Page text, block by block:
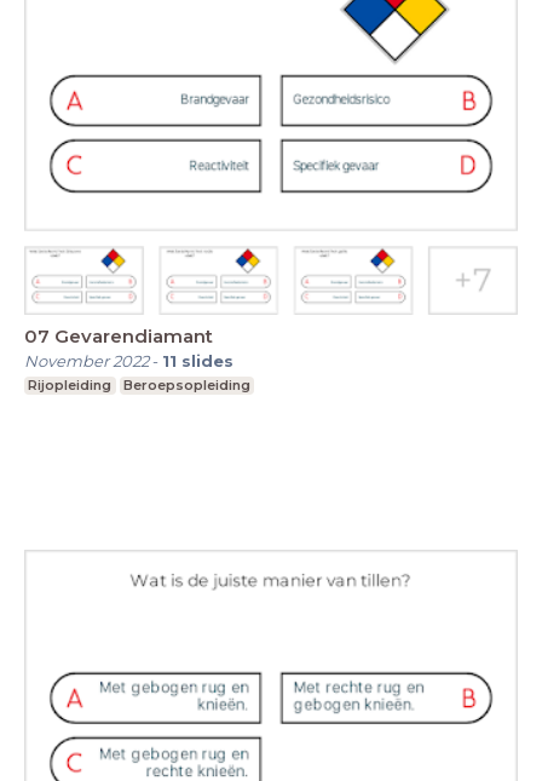
07 Gevarendiamant
November 2022- 11 slides
Rijopleiding Beroepsopleiding